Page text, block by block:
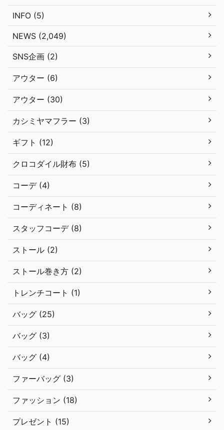
INFO (5)
NEWS (2,049)
SNS企画 (2)
アウター (6)
アウター (30)
カシミヤマフラー (3)
ギフト (12)
クロコダイル財布 (5)
コーデ (4)
コーディネート (8)
スタッフコーデ (8)
ストール (2)
ストール巻き方 (2)
トレンチコート (1)
バッグ (25)
バッグ (3)
バッグ (4)
ファーバッグ (3)
ファッション (18)
プレゼント (15)